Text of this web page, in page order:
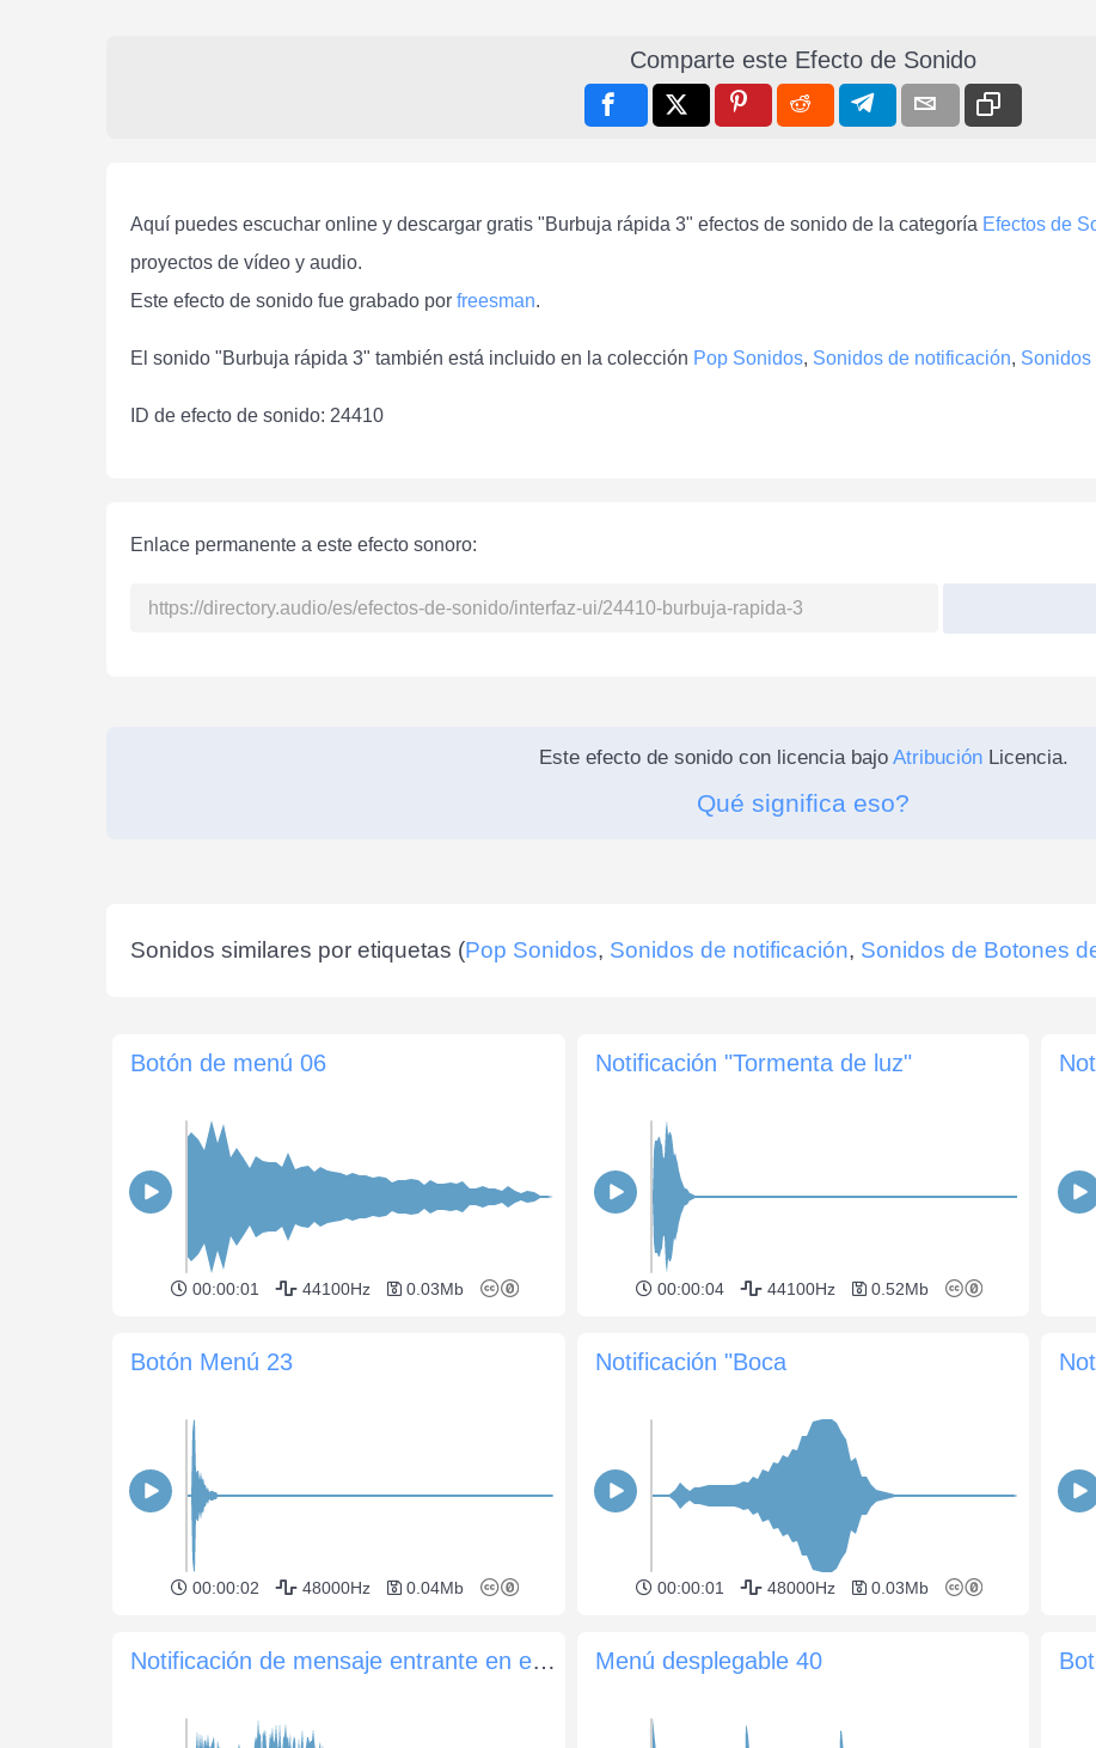
Comparte este Efecto de Sonido
Aquí puedes escuchar online y descargar gratis "Burbuja rápida 3" efectos de sonido de la categoría Efectos de
proyectos de vídeo y audio.
Este efecto de sonido fue grabado por freesman.
El sonido "Burbuja rápida 3" también está incluido en la colección Pop Sonidos, Sonidos de notificación, Sonidos
ID de efecto de sonido: 24410
Enlace permanente a este efecto sonoro:
Este efecto de sonido con licencia bajo AtribuciónLicencia.
Qué significa eso?
Sonidos similares por etiquetas (Pop Sonidos, Sonidos de notificación, Sonidos de Botones
Botón de menú 06
00:00:01 44100Hz 0.03Mb
Notificación "Tormenta de luz"
00:00:04 44100Hz 0.52Mb
Botón Menú 23
00:00:02 48000Hz 0.04Mb
Notificación "Boca
00:00:01 48000Hz 0.03Mb
Notificación de mensaje entrante en el chat Menú desplegable 40